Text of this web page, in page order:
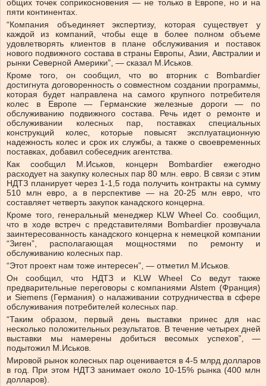
общих точек соприкосновения — не только в Европе, но и на
пяти континентах.
“Компания объединяет экспертизу, которая существует у
каждой из компаний, чтобы еще в более полном объеме
удовлетворять клиентов в плане обслуживания и поставок
нового подвижного состава в страны Европы, Азии, Австралии и
рынки Северной Америки”, — сказал М.Иськов.
Кроме того, он сообщил, что во вторник с Bombardier
достигнута договоренность о совместном создании программы,
которая будет направлена на самого крупного потребителя
колес в Европе — Германские железные дороги — по
обслуживанию подвижного состава. Речь идет о ремонте и
обслуживании колесных пар, поставках специальных
конструкций колес, которые повысят эксплуатационную
надежность колес и срок их службы, а также о своевременных
поставках, добавил собеседник агентства.
Как сообщил М.Иськов, концерн Bombardier ежегодно
расходует на закупку колесных пар 80 млн. евро. В связи с этим
НДТЗ планирует через 1-1,5 года получить контракты на сумму
510 млн евро, а в перспективе — на 20-25 млн евро, что
составляет четверть закупок канадского концерна.
Кроме того, генеральный менеджер KLW Wheel Co. сообщил,
что в ходе встреч с представителями Bombardier прозвучала
заинтересованность канадского концерна к немецкой компании
“Зиген”, располагающая мощностями по ремонту и
обслуживанию колесных пар.
“Этот проект нам тоже интересен”, — отметил М.Иськов.
Он сообщил, что НДТЗ и KLW Wheel Co ведут также
предварительные переговоры с компаниями Alstem (Франция)
и Siemens (Германия) о налаживании сотрудничества в сфере
обслуживания потребителей колесных пар.
“Таким образом, первый день выставки принес для нас
несколько положительных результатов. В течение четырех дней
выставки мы намерены добиться весомых успехов”, —
подытожил М.Иськов.
Мировой рынок колесных пар оценивается в 4-5 млрд долларов
в год. При этом НДТЗ занимает около 10-15% рынка (400 млн
долларов).